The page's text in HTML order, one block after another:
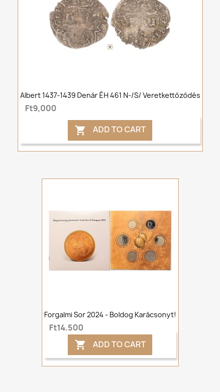
Albert 1437-1439 Denár ÉH 461 N-/S/ Veretkettőződés
Ft9,000
 ADD TO CART
Forgalmi Sor 2024 - Boldog Karácsonyt!
Ft14,500
 ADD TO CART